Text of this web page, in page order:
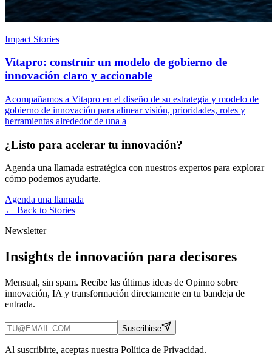
Impact Stories
Vitapro: construir un modelo de gobierno de
innovación claro y accionable
Acompañamos a Vitapro en el diseño de su estrategia y modelo de
gobierno de innovación para alinear visión, prioridades, roles y
herramientas alrededor de una a
¿Listo para acelerar tu innovación?
Agenda una llamada estratégica con nuestros expertos para explorar
cómo podemos ayudarte.
Agenda una llamada
← Back to Stories
Newsletter
Insights de innovación para decisores
Mensual, sin spam. Recibe las últimas ideas de Opinno sobre
innovación, IA y transformación directamente en tu bandeja de
entrada.
Suscribirse
Al suscribirte, aceptas nuestra Política de Privacidad.